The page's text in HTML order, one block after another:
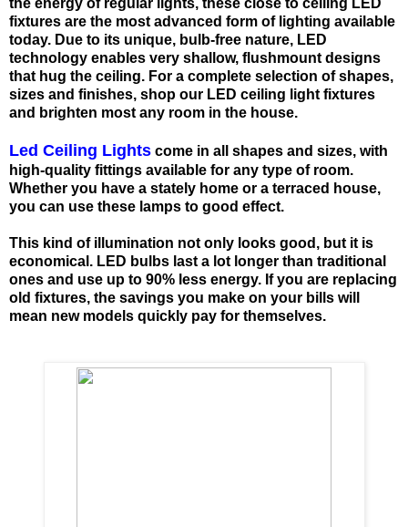
the energy of regular lights, these close to ceiling LED
fixtures are the most advanced form of lighting available
today. Due to its unique, bulb-free nature, LED
technology enables very shallow, flushmount designs
that hug the ceiling. For a complete selection of shapes,
sizes and finishes, shop our LED ceiling light fixtures
and brighten most any room in the house.
Led Ceiling Lights come in all shapes and sizes, with
high-quality fittings available for any type of room.
Whether you have a stately home or a terraced house,
you can use these lamps to good effect.
This kind of illumination not only looks good, but it is
economical. LED bulbs last a lot longer than traditional
ones and use up to 90% less energy. If you are replacing
old fixtures, the savings you make on your bills will
mean new models quickly pay for themselves.